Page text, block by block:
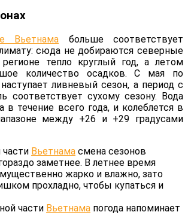
Вьетнама больше соответствует
сюда не добираются северные
тепло круглый год, а летом
количество осадков. С мая по
ливневый сезон, а период с
соответствует сухому сезону. Вода
в течение всего года, и колеблется в
между +26 и +29 градусами
Вьетнама смена сезонов
заметнее. В летнее время
жарко и влажно, зато
прохладно, чтобы купаться и
части Вьетнама погода напоминает